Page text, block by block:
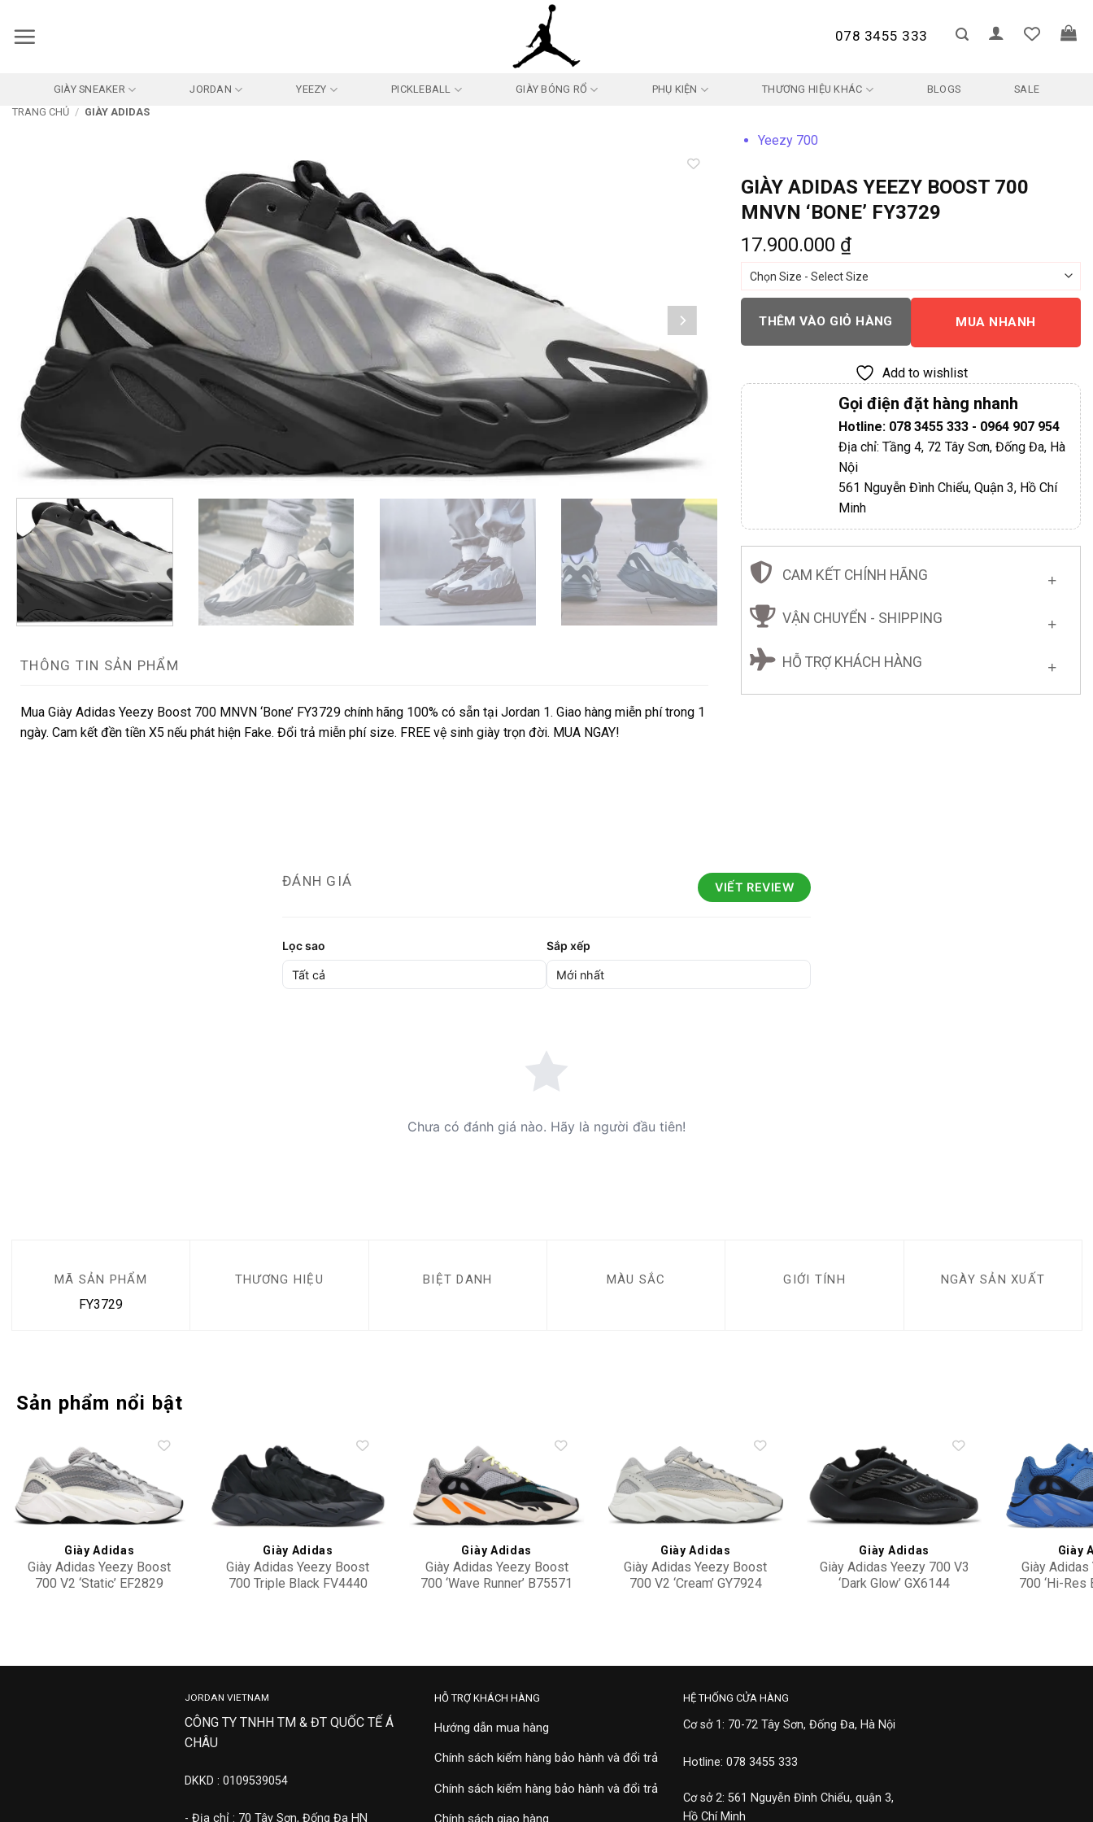
qua
078 3455 333
GIÀY SNEAKER JORDAN YEEZY PICKLEBALL GIÀY BÓNG RỔ PHỤ KIỆN THƯƠNG HIỆU KHÁC BLOGS
SALE
TRANG CHỦ / GIÀY ADIDAS
THÔNG TIN SẢN PHẨM
Mua Giày Adidas Yeezy Boost 700 MNVN ‘Bone’ FY3729 chính hãng 100% có sẵn tại Jordan 1. Giao hàng miễn phí trong 1
ngày. Cam kết đền tiền X5 nếu phát hiện Fake. Đổi trả miễn phí size. FREE vệ sinh giày trọn đời. MUA NGAY!
Yeezy 700
GIÀY ADIDAS YEEZY BOOST 700
MNVN ‘BONE’ FY3729
17.900.000 ₫
THÊM VÀO GIỎ HÀNG MUA NHANH
Add to wishlist
Gọi điện đặt hàng nhanh
Hotline: 078 3455 333 - 0964 907 954
Địa chỉ: Tầng 4, 72 Tây Sơn, Đống Đa, Hà
Nội
561 Nguyễn Đình Chiểu, Quận 3, Hồ Chí
Minh
CAM KẾT CHÍNH HÃNG
VẬN CHUYỂN - SHIPPING
HỖ TRỢ KHÁCH HÀNG
ĐÁNH GIÁ VIẾT REVIEW
Lọc sao Sắp xếp
Chưa có đánh giá nào. Hãy là người đầu tiên!
MÃ SẢN PHẨM
FY3729
THƯƠNG HIỆU BIỆT DANH MÀU SẮC GIỚI TÍNH NGÀY SẢN XUẤT
Sản phẩm nổi bật
Add to
wishlist
Giày Adidas
Giày Adidas Yeezy Boost
700 V2 ‘Static’ EF2829
Add to
wishlist
Giày Adidas
Giày Adidas Yeezy Boost
700 Triple Black FV4440
Add to
wishlist
Giày Adidas
Giày Adidas Yeezy Boost
700 ‘Wave Runner’ B75571
Add to
wishlist
Giày Adidas
Giày Adidas Yeezy Boost
700 V2 ‘Cream’ GY7924
Add to
wishlist
Giày Adidas
Giày Adidas Yeezy 700 V3
‘Dark Glow’ GX6144
Giày
Giày
700 ‘Hi-Res
JORDAN VIETNAM
CÔNG TY TNHH TM & ĐT QUỐC TẾ Á
CHÂU
DKKD : 0109539054
- Địa chỉ : 70 Tây Sơn, Đống Đa HN
HỖ TRỢ KHÁCH HÀNG
Hướng dẫn mua hàng
Chính sách kiểm hàng bảo hành và đổi trả
Chính sách kiểm hàng bảo hành và đổi trả
Chính sách giao hàng
HỆ THỐNG CỬA HÀNG
Cơ sở 1: 70-72 Tây Sơn, Đống Đa, Hà Nội
Hotline: 078 3455 333
Cơ sở 2: 561 Nguyễn Đình Chiểu, quận 3,
Hồ Chí Minh